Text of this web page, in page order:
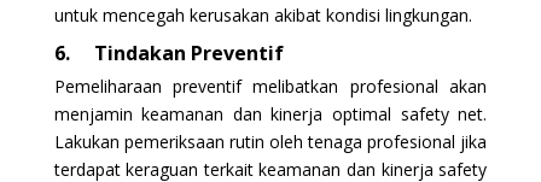
untuk mencegah kerusakan akibat kondisi lingkungan.
6. Tindakan Preventif
Pemeliharaan preventif melibatkan profesional akan
menjamin keamanan dan kinerja optimal safety net.
Lakukan pemeriksaan rutin oleh tenaga profesional jika
terdapat keraguan terkait keamanan dan kinerja safety